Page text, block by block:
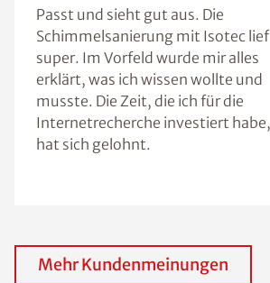
Passt und sieht gut aus. Die
Schimmelsanierung mit Isotec lief
super. Im Vorfeld wurde mir alles
erklärt, was ich wissen wollte und
musste. Die Zeit, die ich für die
Internetrecherche investiert habe,
hat sich gelohnt.
Mehr Kundenmeinungen